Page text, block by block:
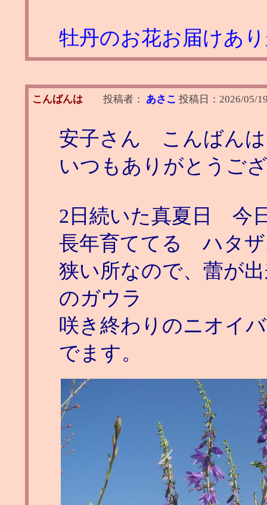
牡丹のお花お届けあ
こんばんは 投稿者： あさこ 投稿日： 2026/05/
安子さん こんばんは
いつもありがとうご
2日続いた真夏日 今
長年育ててる ハタ
狭い所なので、蕾が
のガウラ
咲き終わりのニオイ
でます。